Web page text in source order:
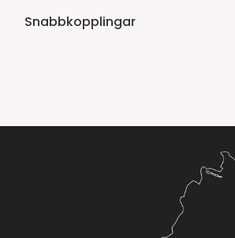
Snabbkopplingar